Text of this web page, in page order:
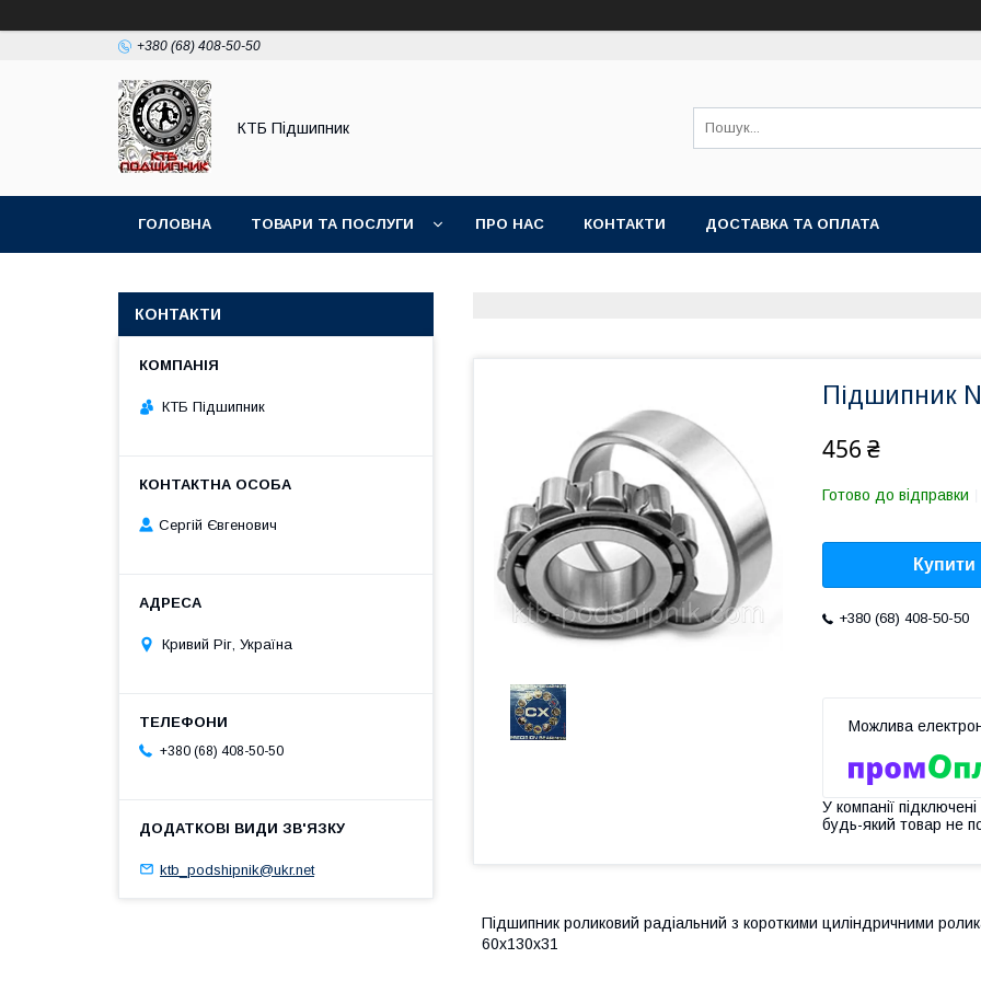
+380 (68) 408-50-50
КТБ Підшипник
ГОЛОВНА ТОВАРИ ТА ПОСЛУГИ ПРО НАС КОНТАКТИ ДОСТАВКА ТА ОПЛАТА
Підшипник
456 ₴
Готово до відправки
Купити
+380 (68) 408-50-50
У компанії
будь-який товар не
Підшипник роликовий радіальний з короткими циліндричними
60х130х31
КОНТАКТИ
КТБ Підшипник
Сергій Євгенович
Кривий Ріг, Україна
+380 (68) 408-50-50
ktb_podshipnik@ukr.net